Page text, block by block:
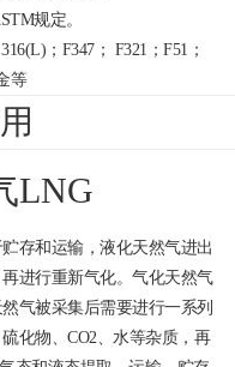
规定。
；F347； F321；F51；
等
LNG
存和运输，液化天然气进出
进行重新气化。气化天然气
气被采集后需要进行一系列
化物、CO2、水等杂质，再